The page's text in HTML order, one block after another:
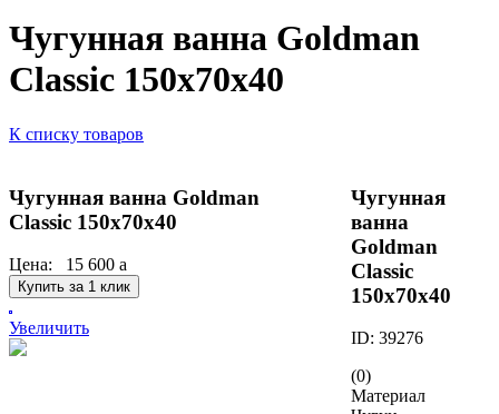
Чугунная ванна Goldman
Сlassic 150х70х40
К списку товаров
Чугунная ванна Goldman
Сlassic 150х70х40
Цена: 15 600 a
Купить за 1 клик
Увеличить
Чугунная
ванна
Goldman
Сlassic
150х70х40
ID: 39276
(0)
Материал